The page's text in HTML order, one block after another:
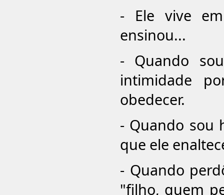
- Ele vive
ensinou...
- Quando
intimidade
obedecer.
- Quando sou
que ele
- Quando
"filho, quem